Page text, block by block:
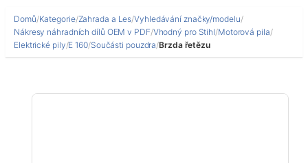
Domů/Kategorie/Zahrada a Les/Vyhledávání značky/modelu/
Nákresy náhradních dílů OEM v PDF/Vhodný pro Stihl/Motorová pila/
Elektrické pily/E 160/Součásti pouzdra/Brzda řetězu